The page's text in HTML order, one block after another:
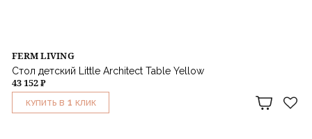
FERM LIVING
Стол детский Little Architect Table Yellow
43 152 ₽
КУПИТЬ В 1 КЛИК